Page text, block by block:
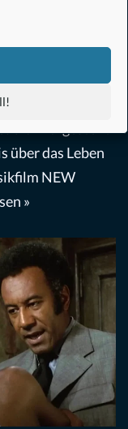
über das Leben
NEW
»